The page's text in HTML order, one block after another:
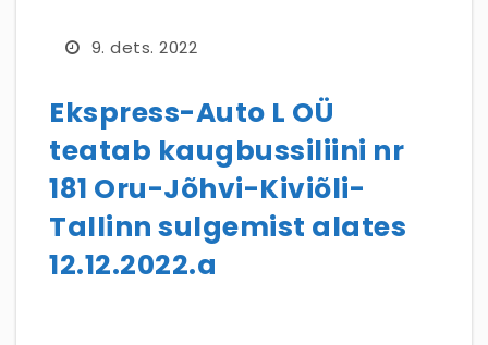
9. dets. 2022
Ekspress-Auto L OÜ
teatab kaugbussiliini nr
181 Oru-Jõhvi-Kiviõli-
Tallinn sulgemist alates
12.12.2022.a